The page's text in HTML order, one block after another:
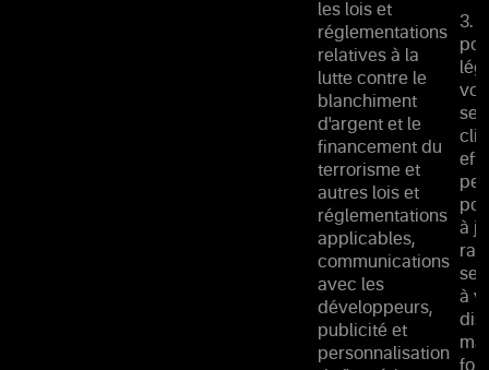
les lois et
réglementations
relatives à la
lutte contre le
blanchiment
d'argent et le
financement du
terrorisme et
autres lois et
réglementations
applicables,
communications
avec les
développeurs,
publicité et
personnalisation
3.
à
à